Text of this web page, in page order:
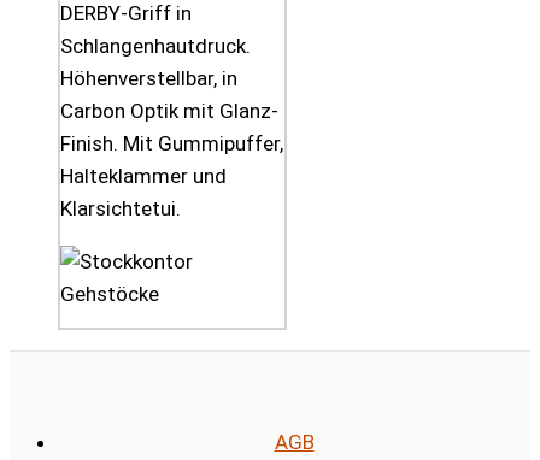
DERBY-Griff in
Schlangenhautdruck.
Höhenverstellbar, in
Carbon Optik mit Glanz-
Finish. Mit Gummipuffer,
Halteklammer und
Klarsichtetui.
AGB